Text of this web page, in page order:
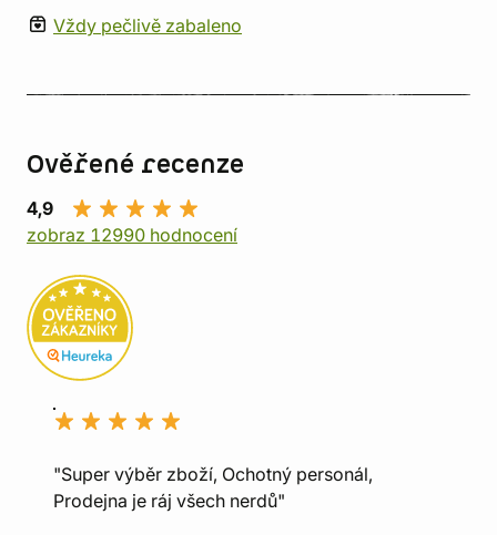
Vždy pečlivě zabaleno
Ověřené recenze
4,9
zobraz 12990 hodnocení
"Super výběr zboží, Ochotný personál,
Prodejna je ráj všech nerdů"